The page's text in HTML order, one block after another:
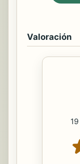
Valoración